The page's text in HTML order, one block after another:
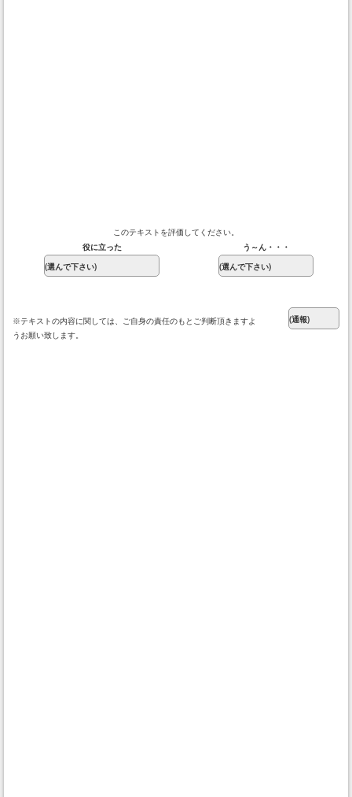
このテキストを評価してください。
役に立った
う～ん・・・
※テキストの内容に関しては、ご自身の責任のもとご判断頂きますよ
うお願い致します。